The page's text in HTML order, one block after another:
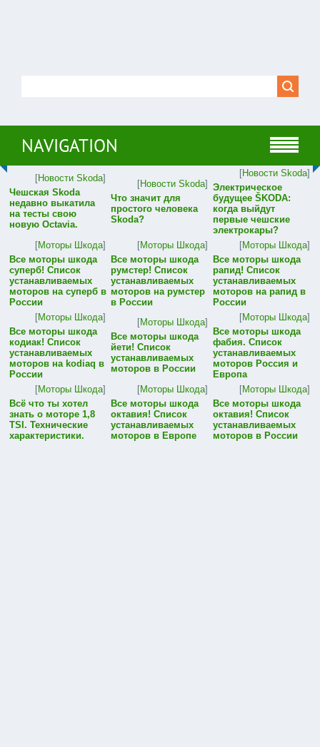
NAVIGATION
[Новости Skoda]
Чешская Skoda
недавно выкатила
на тесты свою
новую Octavia.
[Новости Skoda]
Что значит для
простого человека
Skoda?
[Новости Skoda]
Электрическое
будущее ŠKODA:
когда выйдут
первые чешские
электрокары?
[Моторы Шкода]
Все моторы шкода
суперб! Список
устанавливаемых
моторов на суперб в
России
[Моторы Шкода]
Все моторы шкода
румстер! Список
устанавливаемых
моторов на румстер
в России
[Моторы Шкода]
Все моторы шкода
рапид! Список
устанавливаемых
моторов на рапид в
России
[Моторы Шкода]
Все моторы шкода
кодиак! Список
устанавливаемых
моторов на kodiaq в
России
[Моторы Шкода]
Все моторы шкода
йети! Список
устанавливаемых
моторов в России
[Моторы Шкода]
Все моторы шкода
фабия. Список
устанавливаемых
моторов Россия и
Европа
[Моторы Шкода]
Всё что ты хотел
знать о моторе 1,8
TSI. Технические
характеристики.
[Моторы Шкода]
Все моторы шкода
октавия! Список
устанавливаемых
моторов в Европе
[Моторы Шкода]
Все моторы шкода
октавия! Список
устанавливаемых
моторов в России